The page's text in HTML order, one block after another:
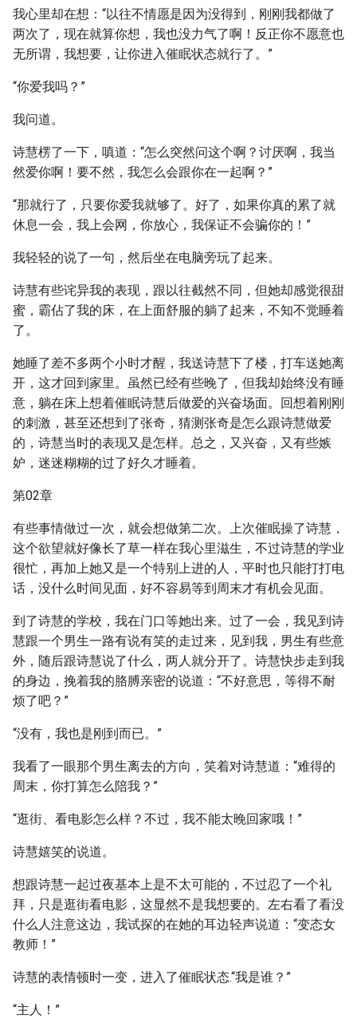
我心里却在想：“以往不情愿是因为没得到，刚刚我都做了
两次了，现在就算你想，我也没力气了啊！反正你不愿意也
无所谓，我想要，让你进入催眠状态就行了。”
“你爱我吗？”
我问道。
诗慧楞了一下，嗔道：“怎么突然问这个啊？讨厌啊，我当
然爱你啊！要不然，我怎么会跟你在一起啊？”
“那就行了，只要你爱我就够了。好了，如果你真的累了就
休息一会，我上会网，你放心，我保证不会骗你的！”
我轻轻的说了一句，然后坐在电脑旁玩了起来。
诗慧有些诧异我的表现，跟以往截然不同，但她却感觉很甜
蜜，霸佔了我的床，在上面舒服的躺了起来，不知不觉睡着
了。
她睡了差不多两个小时才醒，我送诗慧下了楼，打车送她离
开，这才回到家里。虽然已经有些晚了，但我却始终没有睡
意，躺在床上想着催眠诗慧后做爱的兴奋场面。回想着刚刚
的刺激，甚至还想到了张奇，猜测张奇是怎么跟诗慧做爱
的，诗慧当时的表现又是怎样。总之，又兴奋，又有些嫉
妒，迷迷糊糊的过了好久才睡着。
第02章
有些事情做过一次，就会想做第二次。上次催眠操了诗慧，
这个欲望就好像长了草一样在我心里滋生，不过诗慧的学业
很忙，再加上她又是一个特别上进的人，平时也只能打打电
话，没什么时间见面，好不容易等到周末才有机会见面。
到了诗慧的学校，我在门口等她出来。过了一会，我见到诗
慧跟一个男生一路有说有笑的走过来，见到我，男生有些意
外，随后跟诗慧说了什么，两人就分开了。诗慧快步走到我
的身边，挽着我的胳膊亲密的说道：“不好意思，等得不耐
烦了吧？”
“没有，我也是刚到而已。”
我看了一眼那个男生离去的方向，笑着对诗慧道：“难得的
周末，你打算怎么陪我？”
“逛街、看电影怎么样？不过，我不能太晚回家哦！”
诗慧嬉笑的说道。
想跟诗慧一起过夜基本上是不太可能的，不过忍了一个礼
拜，只是逛街看电影，这显然不是我想要的。左右看了看没
什么人注意这边，我试探的在她的耳边轻声说道：“变态女
教师！”
诗慧的表情顿时一变，进入了催眠状态.“我是谁？”
“主人！”